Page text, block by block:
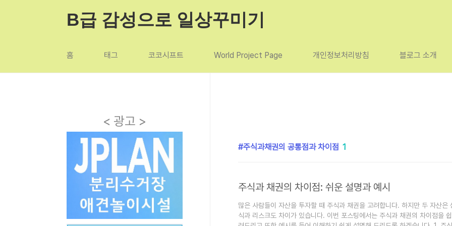
B급 감성으로 일상꾸미기
홈 태그 코코시프트 World Project Page 개인정보처리방침 블로그 소개
주식과채권의 공통점과 차이점 1
주식과 채권의 차이점: 쉬운 설명과 예시
많은 사람들이 자산을 투자할 때 주식과 채권을 고려합니다. 하지만 두 자산은
식과 리스크도 차이가 있습니다. 이번 포스팅에서는 주식과 채권의 차이점을
< 광고 >